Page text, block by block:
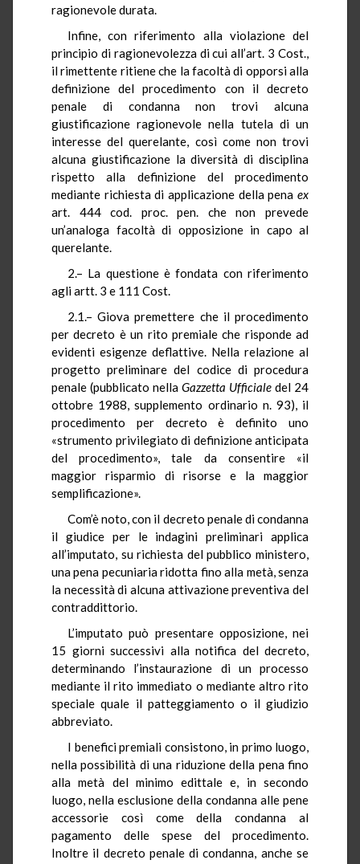
ragionevole durata.
Infine, con riferimento alla violazione del
principio di ragionevolezza di cui all’art. 3 Cost.,
il rimettente ritiene che la facoltà di opporsi alla
definizione del procedimento con il decreto
penale di condanna non trovi alcuna
giustificazione ragionevole nella tutela di un
interesse del querelante, così come non trovi
alcuna giustificazione la diversità di disciplina
rispetto alla definizione del procedimento
mediante richiesta di applicazione della pena ex
art. 444 cod. proc. pen. che non prevede
un’analoga facoltà di opposizione in capo al
querelante.
2.– La questione è fondata con riferimento
agli artt. 3 e 111 Cost.
2.1.– Giova premettere che il procedimento
per decreto è un rito premiale che risponde ad
evidenti esigenze deflattive. Nella relazione al
progetto preliminare del codice di procedura
penale (pubblicato nella Gazzetta Ufficiale del 24
ottobre 1988, supplemento ordinario n. 93), il
procedimento per decreto è definito uno
«strumento privilegiato di definizione anticipata
del procedimento», tale da consentire «il
maggior risparmio di risorse e la maggior
semplificazione».
Com’è noto, con il decreto penale di condanna
il giudice per le indagini preliminari applica
all’imputato, su richiesta del pubblico ministero,
una pena pecuniaria ridotta fino alla metà, senza
la necessità di alcuna attivazione preventiva del
contraddittorio.
L’imputato può presentare opposizione, nei
15 giorni successivi alla notifica del decreto,
determinando l’instaurazione di un processo
mediante il rito immediato o mediante altro rito
speciale quale il patteggiamento o il giudizio
abbreviato.
I benefici premiali consistono, in primo luogo,
nella possibilità di una riduzione della pena fino
alla metà del minimo edittale e, in secondo
luogo, nella esclusione della condanna alle pene
accessorie così come della condanna al
pagamento delle spese del procedimento.
Inoltre il decreto penale di condanna, anche se